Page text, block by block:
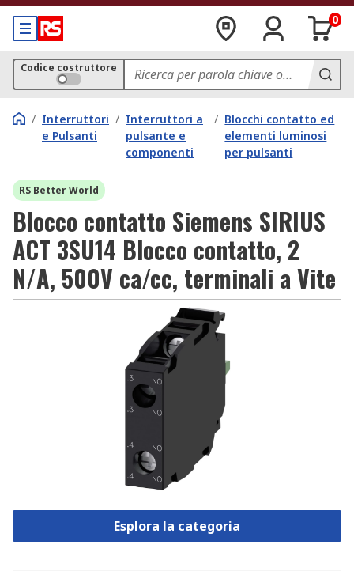
0
Codice costruttore
/ Interruttori
e Pulsanti
/ Interruttori a
pulsante e
componenti
/ Blocchi contatto ed
elementi luminosi
per pulsanti
RS Better World
Blocco contatto Siemens SIRIUS
ACT 3SU14 Blocco contatto, 2
N/A, 500V ca/cc, terminali a Vite
Esplora la categoria